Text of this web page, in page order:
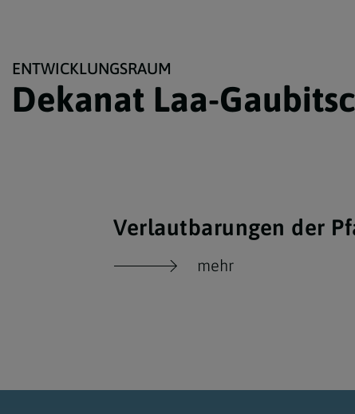
ENTWICKLUNGSRAUM
Dekanat Laa-
Verlautbarungen der
mehr